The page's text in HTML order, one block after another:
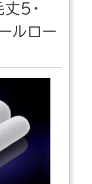
5・
ルロー